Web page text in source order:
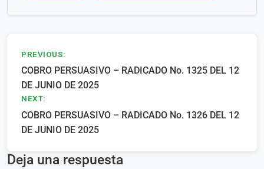
Navegación
de
entradas
PREVIOUS:
COBRO PERSUASIVO – RADICADO No. 1325 DEL 12
DE JUNIO DE 2025
NEXT:
COBRO PERSUASIVO – RADICADO No. 1326 DEL 12
DE JUNIO DE 2025
Deja una respuesta